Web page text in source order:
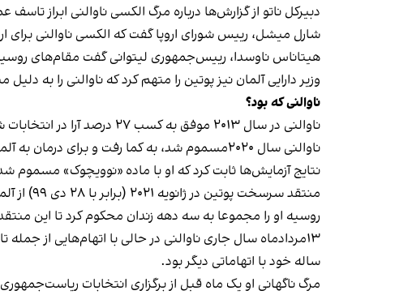
دبیرکل ناتو از گزارش‌ها درباره مرگ الکسی ناوالنی ابراز
شارل میشل، رییس شورای اروپا گفت که الکسی ناوالنی برای
هیتاناس ناوسدا، رییس‌جمهوری لیتوانی گفت مقام‌های
وزیر دارایی آلمان نیز پوتین را متهم کرد که ناوالنی را به
ناوالنی که بود؟
ناوالنی در سال ۲۰۱۳ موفق به کسب ۲۷ درصد آرا در انتخابات شهرداری مسکو شد و سال‌ها همچون خاری در چشم کرملین باقی ماند.
ناوالنی سال ۲۰۲۰مسموم شد، به کما رفت و برای درمان به آلمان منتقل شد.
نتایج آزمایش‌ها ثابت کرد که او با ماده «نوویچوک»
منتقد سرسخت پوتین در ژانویه ۲۰۲۱ (برابر با ۲۸ دی ۹۹) از آلمان به روسیه بازگشت و در بدو ورود، دستگیر و به دو سال و نیم زندان محکوم شد.
روسیه او را مجموعا به سه دهه زندان محکوم کرد تا این
ساله خود با اتهاماتی دیگر بود.
مرگ ناگهانی او یک ماه قبل از برگزاری انتخابات ریاست‌جمهوری روسیه در ۲۷